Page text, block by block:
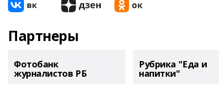
Партнеры
Фотобанк
журналистов РБ
Рубрика "Еда и
напитки"